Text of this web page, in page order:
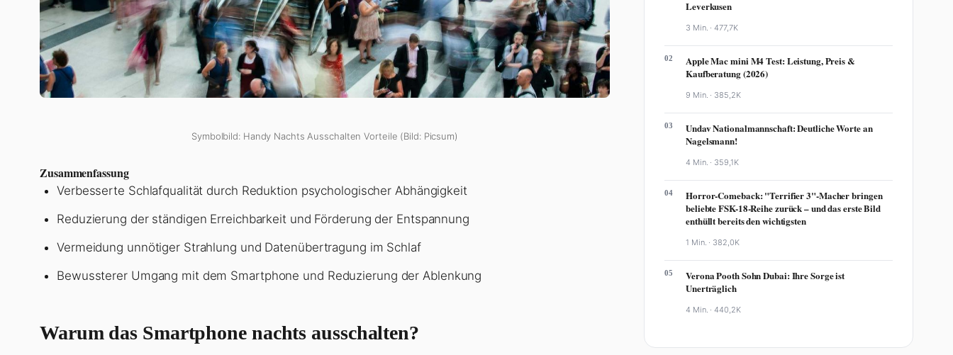
Symbolbild: Handy Nachts Ausschalten Vorteile (Bild: Picsum)
Zusammenfassung
Verbesserte Schlafqualität durch Reduktion psychologischer Abhängigkeit
Reduzierung der ständigen Erreichbarkeit und Förderung der Entspannung
Vermeidung unnötiger Strahlung und Datenübertragung im Schlaf
Bewussterer Umgang mit dem Smartphone und Reduzierung der Ablenkung
Warum das Smartphone nachts ausschalten?
Leverkusen
3 Min. ·477,7K
02
Apple Mac mini M4 Test: Leistung, Preis &
Kaufberatung (2026)
9 Min. · 385,2K
03
Undav Nationalmannschaft: Deutliche Worte an
Nagelsmann!
4 Min. · 359,1K
04
Horror-Comeback: "Terrifier 3"-Macher bringen
beliebte FSK-18-Reihe zurück – und das erste Bild
enthüllt bereits den wichtigsten
1 Min. · 382,0K
05
Verona Pooth Sohn Dubai: Ihre Sorge ist
Unerträglich
4 Min. ·440,2K